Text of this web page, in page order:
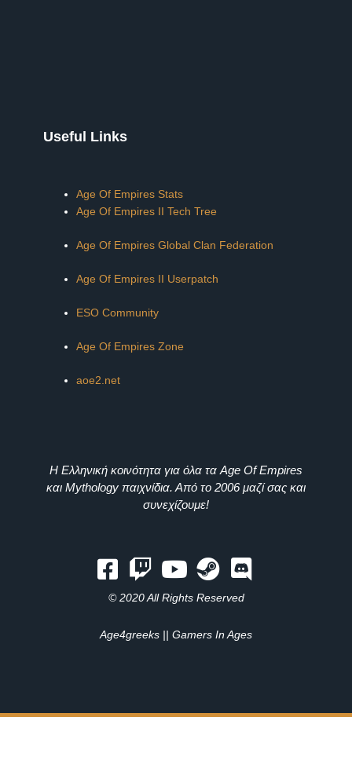
Useful Links
Age Of Empires Stats
Age Of Empires II Tech Tree
Age Of Empires Global Clan Federation
Age Of Empires II Userpatch
ESO Community
Age Of Empires Zone
aoe2.net
Η Ελληνική κοινότητα για όλα τα Age Of Empires
και Mythology παιχνίδια. Από το 2006 μαζί σας και
συνεχίζουμε!
© 2020 All Rights Reserved
Age4greeks || Gamers In Ages